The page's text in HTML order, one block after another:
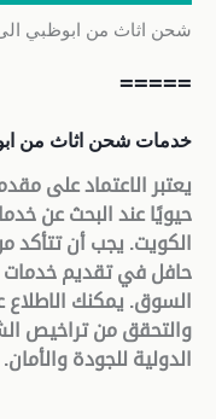
شحن اثاث من ابوظبي
=====
خدمات شحن اثاث من
يعتبر الاعتماد على
حيويًا عند البحث عن
الكويت. يجب أن تتأكد
حافل في تقديم
السوق. يمكنك الاطلاع
والتحقق من تراخيص
الدولية للجودة والأمان.